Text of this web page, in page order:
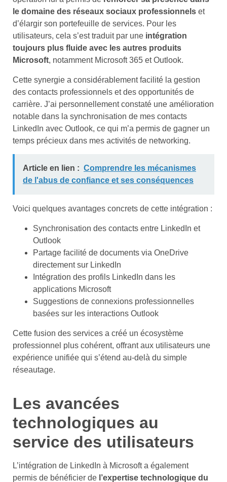
le domaine des réseaux sociaux professionnels et
d’élargir son portefeuille de services. Pour les
utilisateurs, cela s’est traduit par une intégration
toujours plus fluide avec les autres produits
Microsoft, notamment Microsoft 365 et Outlook.
Cette synergie a considérablement facilité la gestion
des contacts professionnels et des opportunités de
carrière. J’ai personnellement constaté une amélioration
notable dans la synchronisation de mes contacts
LinkedIn avec Outlook, ce qui m’a permis de gagner un
temps précieux dans mes activités de networking.
Article en lien : Comprendre les mécanismes
de l'abus de confiance et ses conséquences
Voici quelques avantages concrets de cette intégration :
Synchronisation des contacts entre LinkedIn et
Outlook
Partage facilité de documents via OneDrive
directement sur LinkedIn
Intégration des profils LinkedIn dans les
applications Microsoft
Suggestions de connexions professionnelles
basées sur les interactions Outlook
Cette fusion des services a créé un écosystème
professionnel plus cohérent, offrant aux utilisateurs une
expérience unifiée qui s’étend au-delà du simple
réseautage.
Les avancées
technologiques au
service des utilisateurs
L’intégration de LinkedIn à Microsoft a également
permis de bénéficier de l’expertise technologique du